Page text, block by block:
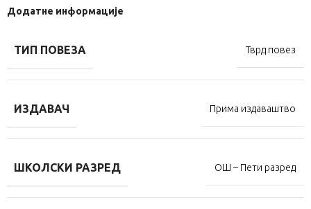
Додатне информације
ТИП ПОВЕЗА Тврд повез
ИЗДАВАЧ Прима издаваштво
ШКОЛСКИ РАЗРЕД ОШ – Пети разред